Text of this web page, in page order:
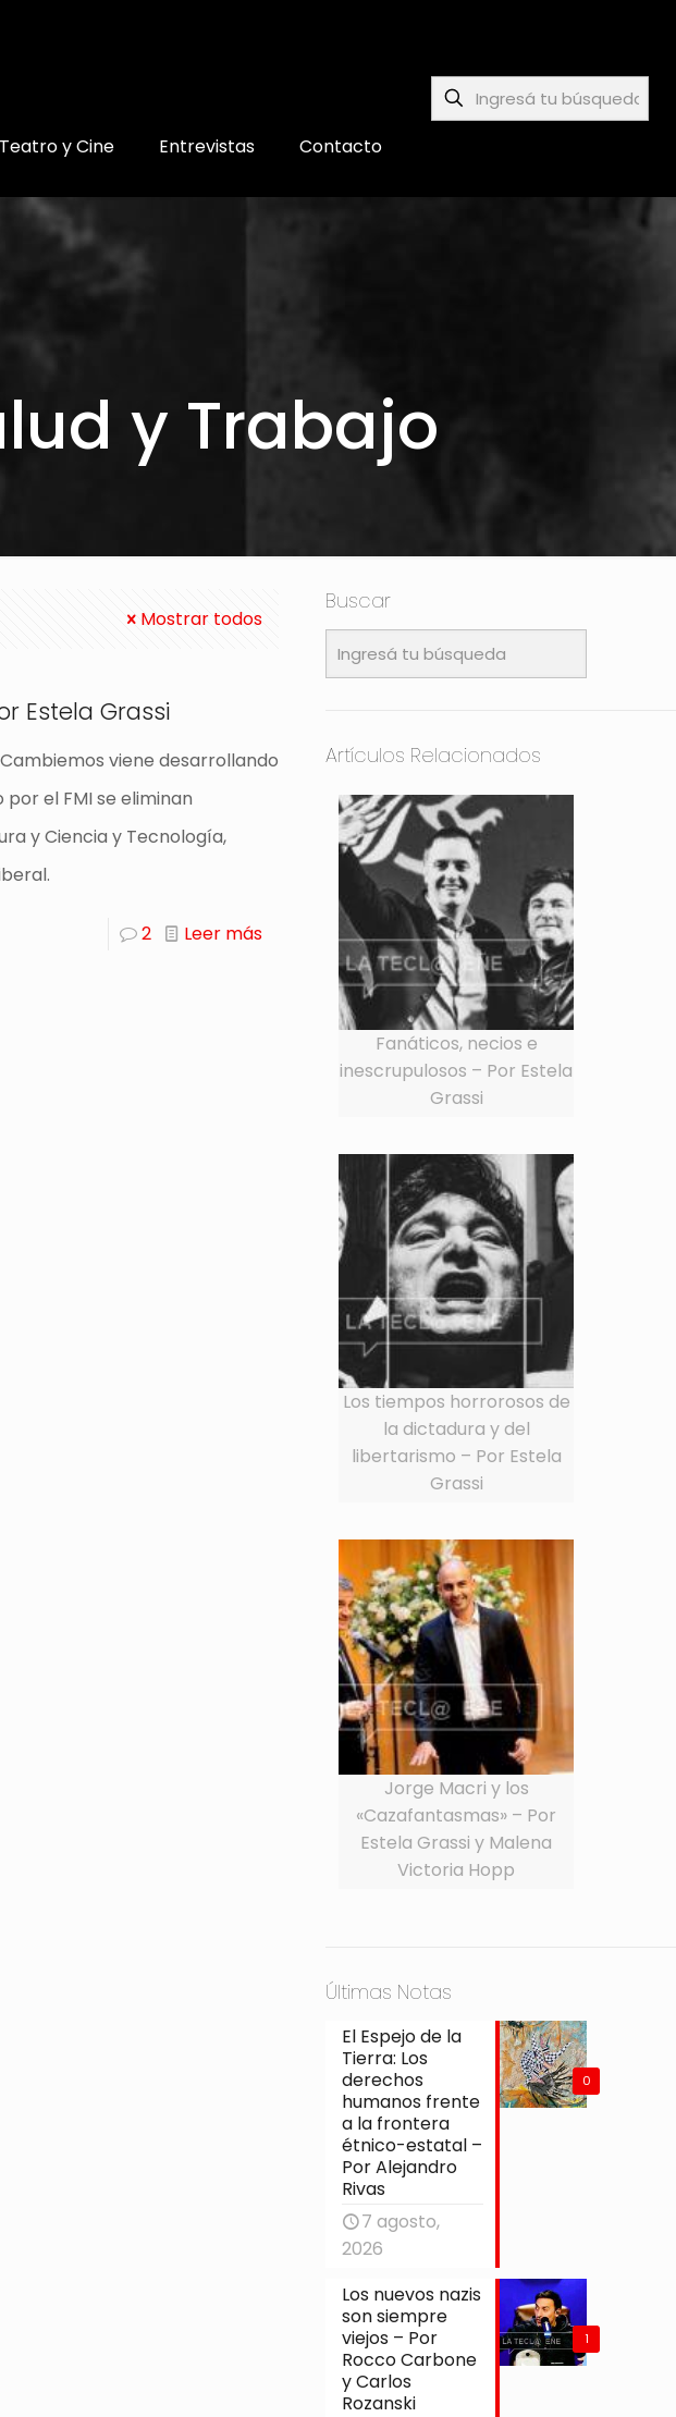
Teatro y Cine Entrevistas Contacto
y Trabajo
Mostrar todos
Estela Grassi
viene desarrollando
el FMI se eliminan
y Ciencia y Tecnología,
2 Leer más
Buscar
Artículos Relacionados
Fanáticos, necios e
inescrupulosos – Por Estela
Grassi
Los tiempos horrorosos de
la dictadura y del
libertarismo – Por Estela
Grassi
Jorge Macri y los
«Cazafantasmas» – Por
Estela Grassi y Malena
Victoria Hopp
Últimas Notas
0
El Espejo de la
Tierra: Los
derechos
humanos frente
a la frontera
étnico-estatal –
Por Alejandro
Rivas
7 agosto,
2026
1
Los nuevos nazis
son siempre
viejos – Por
Rocco Carbone
y Carlos
Rozanski